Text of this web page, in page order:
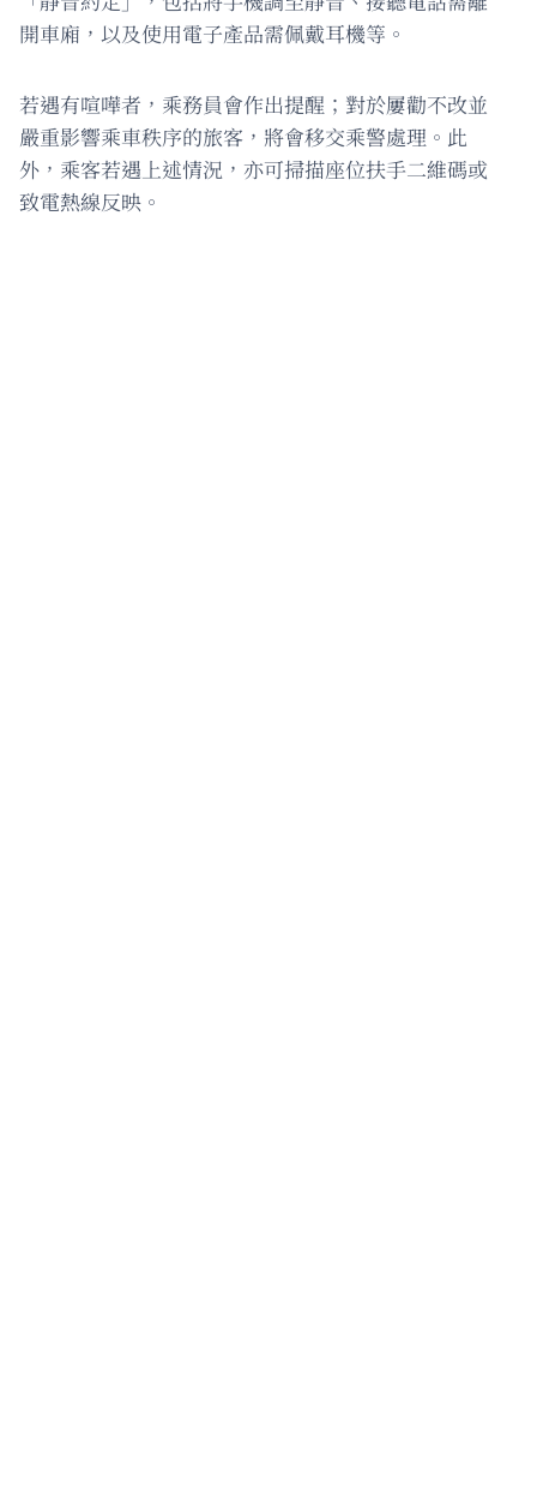
開車廂，以及使用電子產品需佩戴耳機等。
若遇有喧嘩者，乘務員會作出提醒；對於屢勸不改並
嚴重影響乘車秩序的旅客，將會移交乘警處理。此
外，乘客若遇上述情況，亦可掃描座位扶手二維碼或
致電熱線反映。